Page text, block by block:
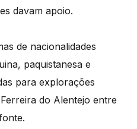
davam apoio.
de nacionalidades
paquistanesa e
para explorações
do Alentejo entre